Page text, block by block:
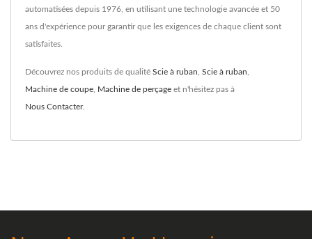
automatisées depuis 1976, en utilisant une technologie avancée et 50
ans d'expérience pour garantir que les exigences de chaque client sont
satisfaites.
Découvrez nos produits de qualité Scie à ruban Scie à ruban
Machine de coupe Machine de perçage et n'hésitez pas à
Nous Contacter.